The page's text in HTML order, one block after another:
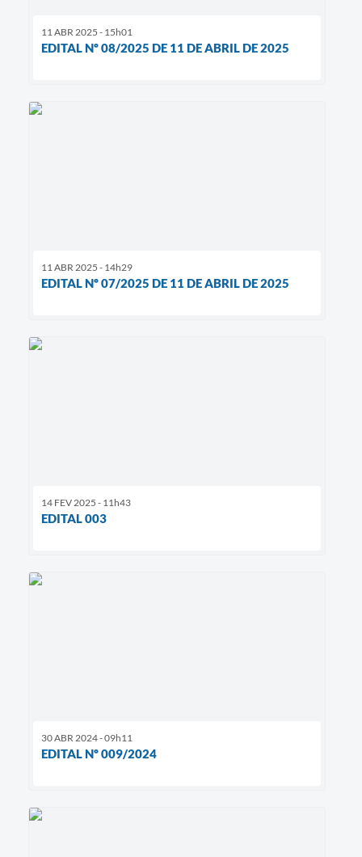
11 ABR 2025 - 15h01
EDITAL Nº 08/2025 DE 11 DE ABRIL DE 2025
11 ABR 2025 - 14h29
EDITAL Nº 07/2025 DE 11 DE ABRIL DE 2025
14 FEV 2025 - 11h43
EDITAL 003
30 ABR 2024 - 09h11
EDITAL Nº 009/2024